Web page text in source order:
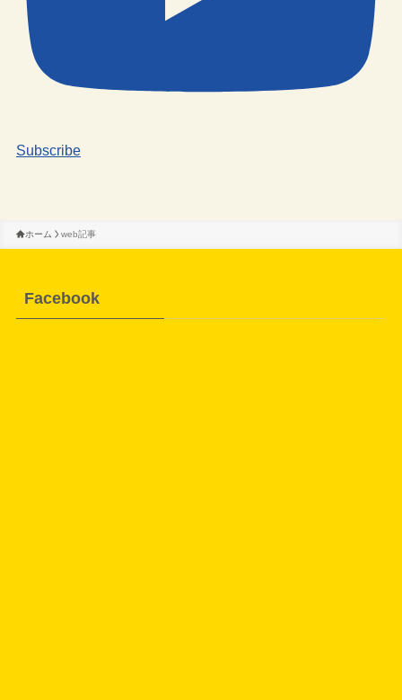
Subscribe
ホーム web記事
Facebook